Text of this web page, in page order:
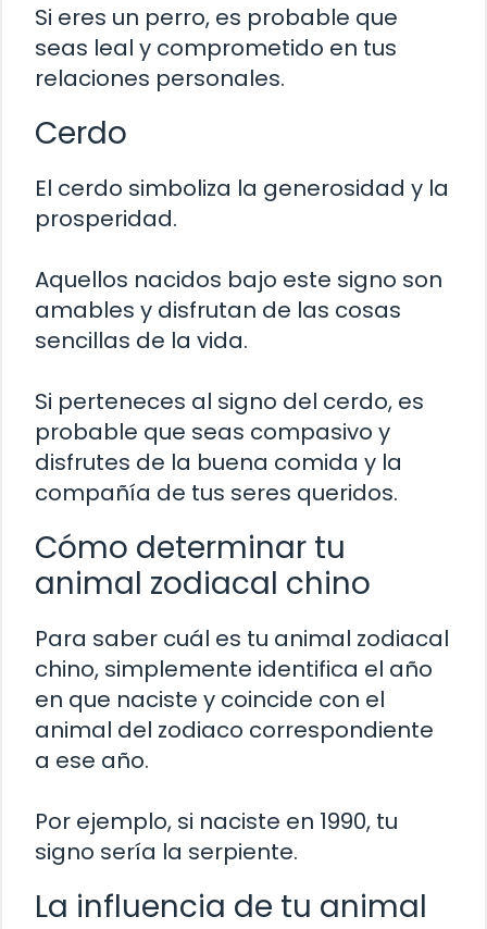
Si eres un perro, es probable que
seas leal y comprometido en tus
relaciones personales.
Cerdo
El cerdo simboliza la generosidad y la
prosperidad.
Aquellos nacidos bajo este signo son
amables y disfrutan de las cosas
sencillas de la vida.
Si perteneces al signo del cerdo, es
probable que seas compasivo y
disfrutes de la buena comida y la
compañía de tus seres queridos.
Cómo determinar tu
animal zodiacal chino
Para saber cuál es tu animal zodiacal
chino, simplemente identifica el año
en que naciste y coincide con el
animal del zodiaco correspondiente
a ese año.
Por ejemplo, si naciste en 1990, tu
signo sería la serpiente.
La influencia de tu animal